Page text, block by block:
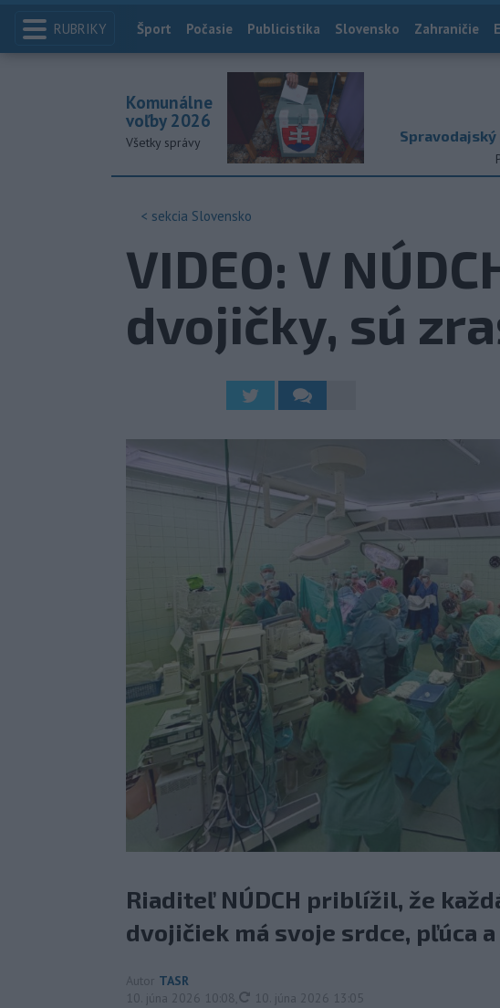
RUBRIKY Index
Šport Počasie Publicistika Slovensko Zahraničie
Komunálne
voľby 2026
Všetky správy
< sekcia Slovensko
VIDEO: V
dvojičky, sú
Riaditeľ NÚDCH priblížil, že
dvojičiek má svoje srdce, pľúca
Autor TASR
10. júna 2026 10:08
aktualizované
10. júna 2026 13:05